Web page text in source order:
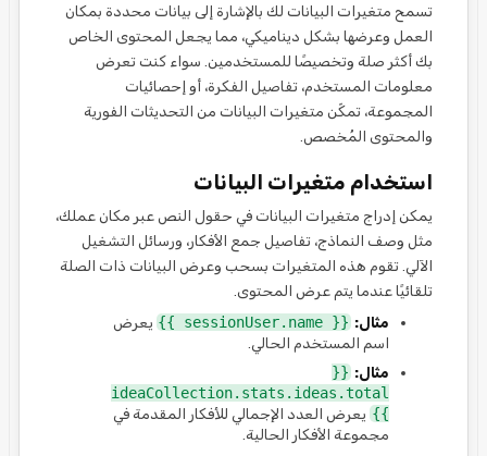
تسمح متغيرات البيانات لك بالإشارة إلى بيانات محددة بمكان
العمل وعرضها بشكل ديناميكي، مما يجعل المحتوى الخاص
بك أكثر صلة وتخصيصًا للمستخدمين. سواء كنت تعرض
معلومات المستخدم، تفاصيل الفكرة، أو إحصائيات
المجموعة، تمكّن متغيرات البيانات من التحديثات الفورية
والمحتوى المُخصص.
استخدام متغيرات البيانات
يمكن إدراج متغيرات البيانات في حقول النص عبر مكان عملك،
مثل وصف النماذج، تفاصيل جمع الأفكار، ورسائل التشغيل
الآلي. تقوم هذه المتغيرات بسحب وعرض البيانات ذات الصلة
تلقائيًا عندما يتم عرض المحتوى.
مثال: {{ sessionUser.name }}
يعرض
اسم المستخدم الحالي.
مثال: {{
ideaCollection.stats.ideas.total
}}يعرض العدد الإجمالي للأفكار المقدمة في
مجموعة الأفكار الحالية.